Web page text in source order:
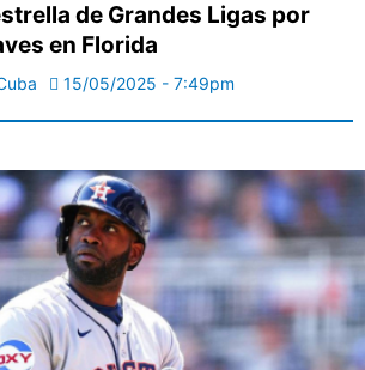
de Grandes Ligas por
en Florida
15/05/2025 - 7:49pm